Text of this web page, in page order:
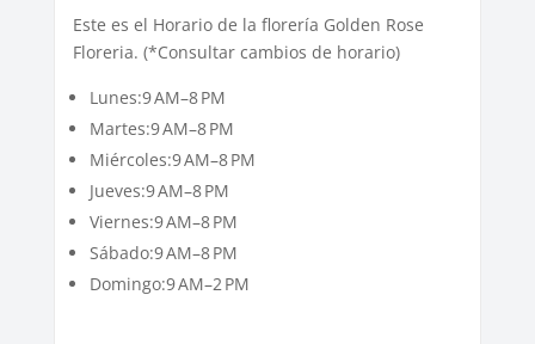
Este es el Horario de la florería Golden Rose
Floreria. (*Consultar cambios de horario)
Lunes:9 AM–8 PM
Martes:9 AM–8 PM
Miércoles:9 AM–8 PM
Jueves:9 AM–8 PM
Viernes:9 AM–8 PM
Sábado:9 AM–8 PM
Domingo:9 AM–2 PM